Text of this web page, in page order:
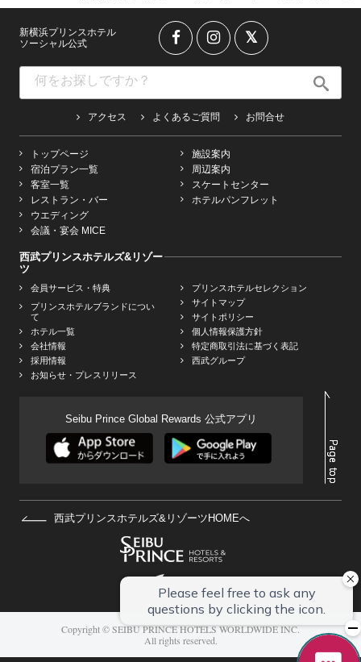
新横浜プリンスホテル
ソーシャル公式
アクセス よくあるご質問 お問合せ
トップページ
宿泊プラン一覧
客室一覧
レストラン・バー
ウエディング
会議・宴会 MICE
施設案内
周辺案内
スケートセンター
ホテルパンフレット
西武プリンスホテルズ&リゾー
ツ
会員サービス・特典
プリンスホテルブランドについ
て
ホテル一覧
会社情報
採用情報
お知らせ・プレスリリース
プリンスホテルセレクション
サイトマップ
サイトポリシー
個人情報保護方針
特定商取引法に基づく表記
西武グループ
Seibu Prince Global Rewards 公式アプリ
西武プリンスホテルズ&リゾーツHOMEへ
Copyright © SEIBU PRINCE HOTELS WORLDWIDE INC.
All rights reserved.